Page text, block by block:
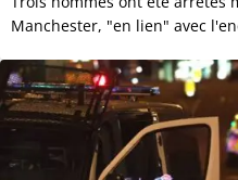
Manchester, "en lien" avec